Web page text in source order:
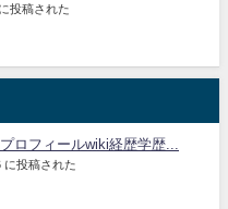
投稿された
ロフィールwiki経歴学歴...
に投稿された